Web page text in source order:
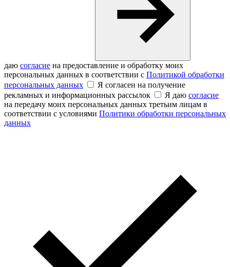
даю согласие на предоставление и обработку моих
персональных данных в соответствии с Политикой обработки
персональных данных
Я согласен на получение
рекламных и информационных рассылок
Я даю согласие
на передачу моих персональных данных третьим лицам в
соответствии с условиями Политики обработки персональных
данных